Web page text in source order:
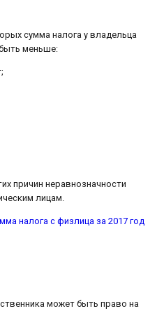
сумма налога у владельца
меньше:
причин неравнозначности
лицам.
налога с физлица за 2017 год
может быть право на